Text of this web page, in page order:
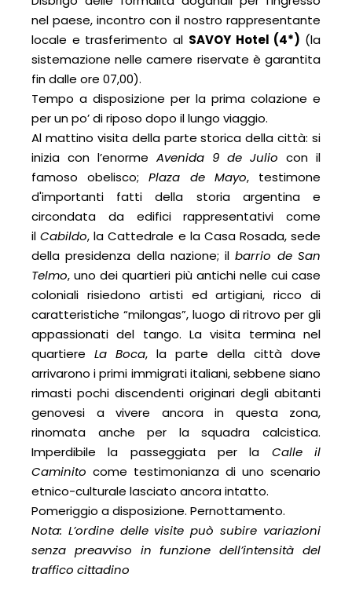
nel paese, incontro con il nostro rappresentante
locale e trasferimento al SAVOY Hotel (4*) (la
sistemazione nelle camere riservate è garantita
fin dalle ore 07,00).
Tempo a disposizione per la prima colazione e
per un po’ di riposo dopo il lungo viaggio.
Al mattino visita della parte storica della città: si
inizia con l’enorme Avenida 9 de Julio con il
famoso obelisco;Plaza de Mayo, testimone
d'importanti fatti della storia argentina e
circondata da edifici rappresentativi come
ilCabildo, la Cattedrale e la Casa Rosada, sede
della presidenza della nazione; il barrio de San
Telmo, uno dei quartieri più antichi nelle cui case
coloniali risiedono artisti ed artigiani, ricco di
caratteristiche “milongas”, luogo di ritrovo per gli
appassionati del tango. La visita termina nel
quartiere La Boca, la parte della città dove
arrivarono i primi immigrati italiani, sebbene siano
rimasti pochi discendenti originari degli abitanti
genovesi a vivere ancora in questa zona,
rinomata anche per la squadra calcistica.
Imperdibile la passeggiata per la Calle il
Caminito come testimonianza di uno scenario
etnico-culturale lasciato ancora intatto.
Pomeriggio a disposizione. Pernottamento.
Nota: L’ordine delle visite può subire variazioni
senza preavviso in funzione dell’intensità del
traffico cittadino